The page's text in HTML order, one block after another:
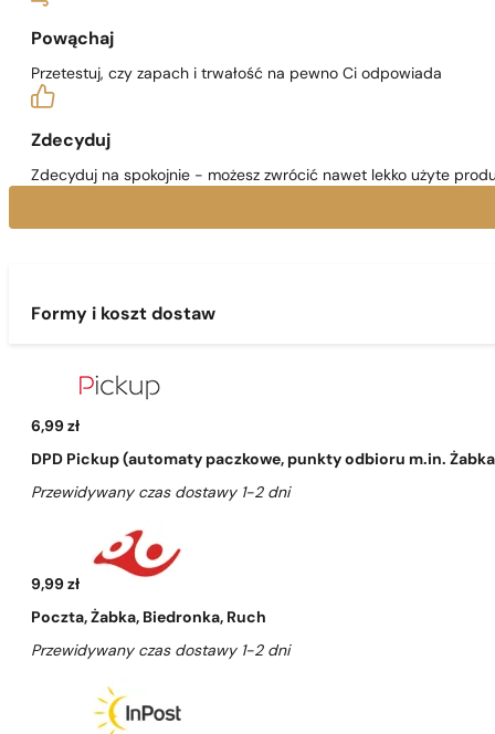
Powąchaj
Przetestuj, czy zapach i trwałość na pewno Ci odpowiada
Zdecyduj
Zdecyduj na spokojnie - możesz zwrócić nawet lekko użyte
Formy i koszt dostaw
6,99 zł
DPD Pickup (automaty paczkowe, punkty odbioru m.in.
Przewidywany czas dostawy 1-2 dni
9,99 zł
Poczta, Żabka, Biedronka, Ruch
Przewidywany czas dostawy 1-2 dni